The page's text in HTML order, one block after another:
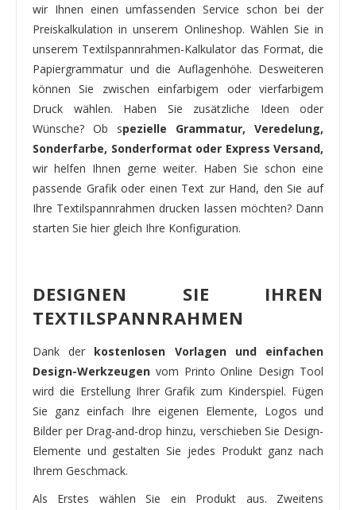
wir Ihnen einen umfassenden Service schon bei der
Preiskalkulation in unserem Onlineshop. Wählen Sie in
unserem Textilspannrahmen-Kalkulator das Format, die
Papiergrammatur und die Auflagenhöhe. Desweiteren
können Sie zwischen einfarbigem oder vierfarbigem
Druck wählen. Haben Sie zusätzliche Ideen oder
Wünsche? Ob spezielle Grammatur, Veredelung,
Sonderfarbe, Sonderformat oder Express Versand,
wir helfen Ihnen gerne weiter. Haben Sie schon eine
passende Grafik oder einen Text zur Hand, den Sie auf
Ihre Textilspannrahmen drucken lassen möchten? Dann
starten Sie hier gleich Ihre Konfiguration.
DESIGNEN SIE IHREN
TEXTILSPANNRAHMEN
Dank der kostenlosen Vorlagen und einfachen
Design-Werkzeugen vom Printo Online Design Tool
wird die Erstellung Ihrer Grafik zum Kinderspiel. Fügen
Sie ganz einfach Ihre eigenen Elemente, Logos und
Bilder per Drag-and-drop hinzu, verschieben Sie Design-
Elemente und gestalten Sie jedes Produkt ganz nach
Ihrem Geschmack.
Als Erstes wählen Sie ein Produkt aus. Zweitens